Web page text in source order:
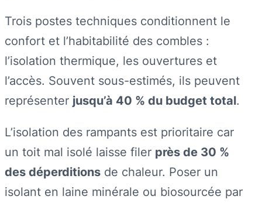
Trois postes techniques conditionnent le
confort et l’habitabilité des combles :
l’isolation thermique, les ouvertures et
l’accès. Souvent sous-estimés, ils peuvent
représenter jusqu’à 40 % du budget total.
L’isolation des rampants est prioritaire car
un toit mal isolé laisse filer près de 30 %
des déperditions de chaleur. Poser un
isolant en laine minérale ou biosourcée par